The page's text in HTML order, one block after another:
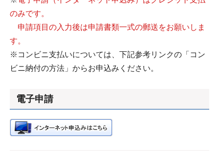
のみです。
申請項目の入力後は申請書類一式の郵送をお願いしま
す。
※コンビニ支払いについては、下記参考リンクの「コン
ビニ納付の方法」からお申込みください。
電子申請